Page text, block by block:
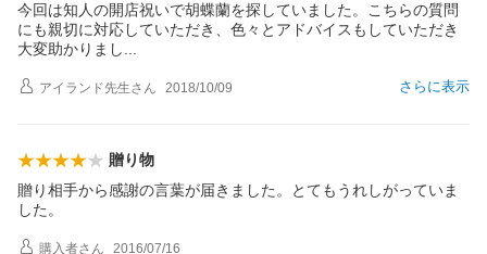
今回は知人の開店祝いで胡蝶蘭を探していました。こちらの質問
にも親切に対応していただき、色々とアドバイスもしていただき
大変助かりま し
さらに表示
アイランド先生さん 2018/10/09
贈り物
贈り相手から感謝の言葉が届きました。とてもうれしがっていま
した。
購入者さん 2016/07/16